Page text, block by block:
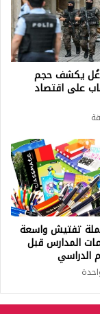
غُل يكشف حجم
على اقتصاد
تفتيش واسعة
المدارس قبل
الدراسي